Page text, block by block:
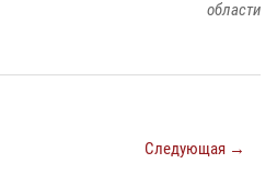
области
Следующая →